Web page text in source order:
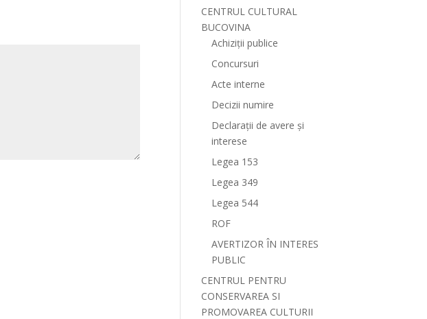
CENTRUL CULTURAL
BUCOVINA
Achiziții publice
Concursuri
Acte interne
Decizii numire
Declarații de avere și
interese
Legea 153
Legea 349
Legea 544
ROF
AVERTIZOR ÎN INTERES
PUBLIC
CENTRUL PENTRU
CONSERVAREA SI
PROMOVAREA CULTURII